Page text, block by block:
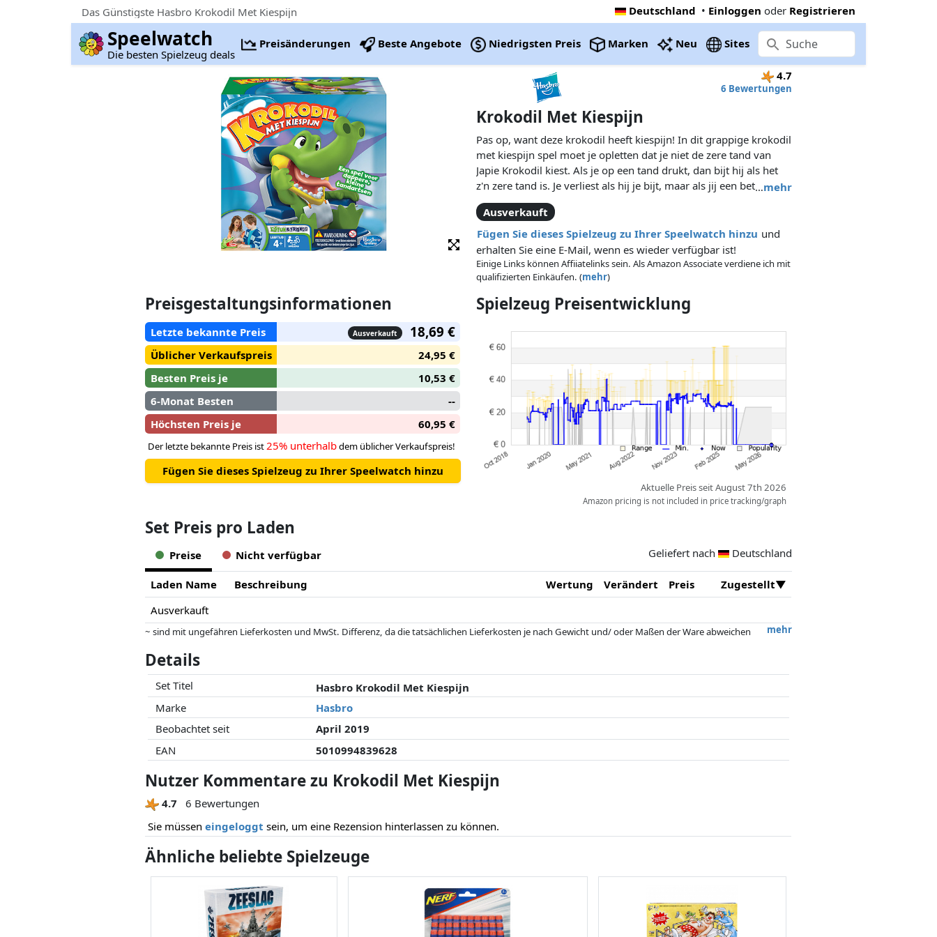
Das Günstigste Hasbro Krokodil Met Kiespijn Deutschland • Einloggen oder Registrieren
Speelwatch
Die besten Spielzeug deals
Preisänderungen Beste Angebote Niedrigsten Preis Marken Neu Sites
4.7
6 Bewertungen
Krokodil Met Kiespijn
…mehr
Pas op, want deze krokodil heeft kiespijn! In dit grappige krokodil
met kiespijn spel moet je opletten dat je niet de zere tand van
Japie Krokodil kiest. Als je op een tand drukt, dan bijt hij als het
z'n zere tand is. Je verliest als hij je bijt, maar als jij een betere
tandarts bent dan alle anderen, dan win je! Voor 2 tot 4
spelersKrokodil met kiespijn game is grappige speelpret voor
dappere kleine tandartsen Makkelijk klaarzetten en eenvoudig
spel. Wie niet gebeten wordt als hij/zij op een tand drukt is de
winnaar.
Ausverkauft
Fügen Sie dieses Spielzeug zu Ihrer Speelwatch hinzu und
erhalten Sie eine E-Mail, wenn es wieder verfügbar ist!
Einige Links können Affiiatelinks sein. Als Amazon Associate verdiene ich mit
qualifizierten Einkäufen. (mehr)
Preisgestaltungsinformationen
Letzte bekannte Preis Ausverkauft 18,69 €
Üblicher Verkaufspreis
24,95 €
Besten Preis je
10,53 €
6-Monat Besten
--
Höchsten Preis je
60,95 €
Der letzte bekannte Preis ist 25% unterhalbdem üblicher Verkaufspreis!
Fügen Sie dieses Spielzeug zu Ihrer Speelwatch hinzu
Spielzeug Preisentwicklung
Aktuelle Preis seit August 7th 2026
Amazon pricing is not included in price tracking/graph
Set Preis pro Laden
Preise Nicht verfügbar Geliefert nach Deutschland
Laden Name Beschreibung Wertung Verändert Preis
Zugestellt
Ausverkauft
mehr
~ sind mit ungefähren Lieferkosten und MwSt. Differenz, da die tatsächlichen Lieferkosten je nach Gewicht und/ oder Maßen der Ware abweichen
Preise und Verfügbarkeiten können sich seit der letzten Aktualisierung geändert haben. Die Ordnung erfolgt rein nach dem Preis, Vergütungen durch
Partner haben darauf keinerlei Einfluss. Nur bei gleichen Preisen können historische Leistungen die Ordnung beeinflussen.
Details
Set Titel
Hasbro Krokodil Met Kiespijn
Marke
Hasbro
Beobachtet seit
April 2019
EAN
5010994839628
Nutzer Kommentare zu Krokodil Met Kiespijn
4.7
6 Bewertungen
Sie müssen eingeloggt sein, um eine Rezension hinterlassen zu können.
Ähnliche beliebte Spielzeuge